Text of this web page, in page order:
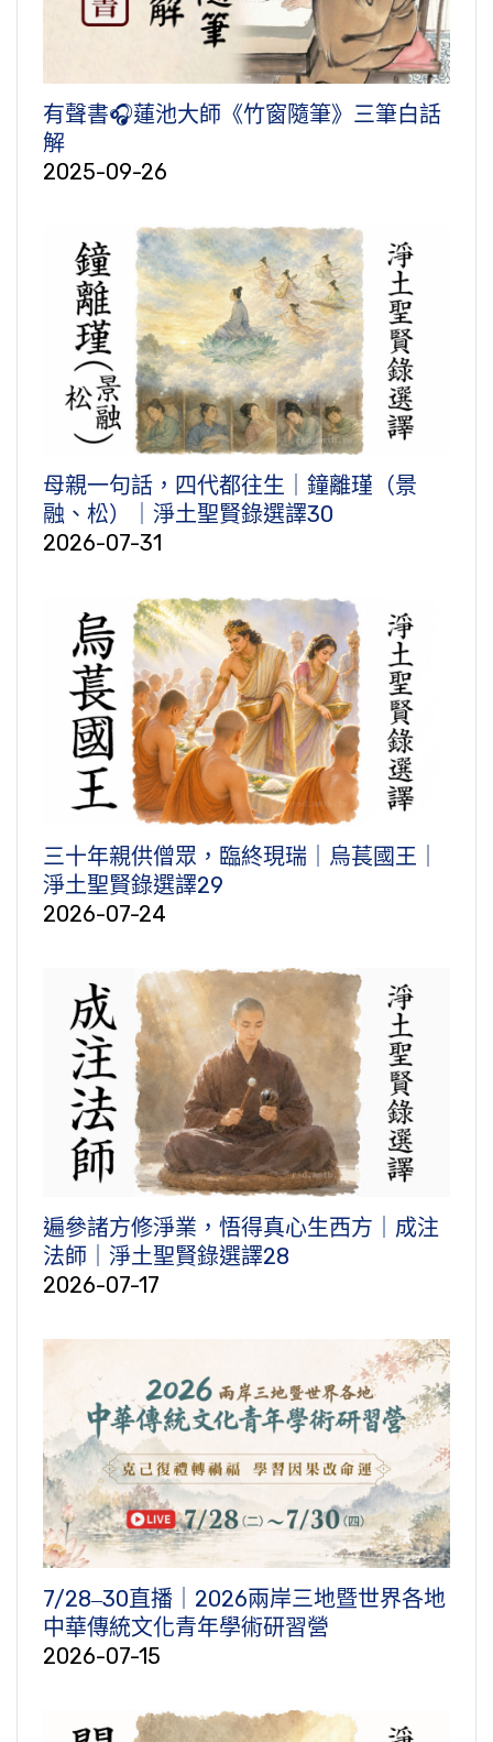
有聲書🎧蓮池大師《竹窗隨筆》三筆白話
解
2025-09-26
母親一句話，四代都往生｜鐘離瑾（景
融、松）｜淨土聖賢錄選譯30
2026-07-31
三十年親供僧眾，臨終現瑞｜烏萇國王｜
淨土聖賢錄選譯29
2026-07-24
遍參諸方修淨業，悟得真心生西方｜成注
法師｜淨土聖賢錄選譯28
2026-07-17
7/28‒30直播｜2026兩岸三地暨世界各地
中華傳統文化青年學術研習營
2026-07-15